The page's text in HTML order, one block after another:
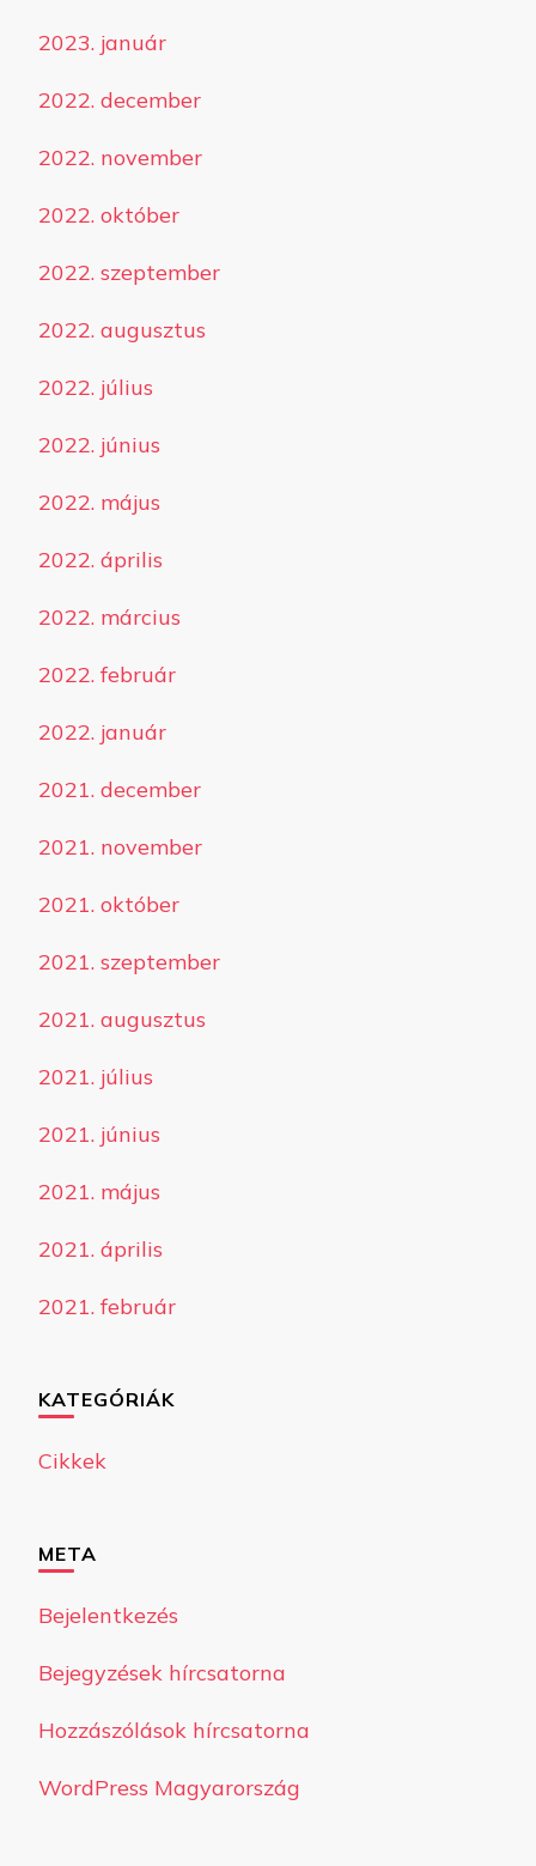
2023. január
2022. december
2022. november
2022. október
2022. szeptember
2022. augusztus
2022. július
2022. június
2022. május
2022. április
2022. március
2022. február
2022. január
2021. december
2021. november
2021. október
2021. szeptember
2021. augusztus
2021. július
2021. június
2021. május
2021. április
2021. február
KATEGÓRIÁK
Cikkek
META
Bejelentkezés
Bejegyzések hírcsatorna
Hozzászólások hírcsatorna
WordPress Magyarország